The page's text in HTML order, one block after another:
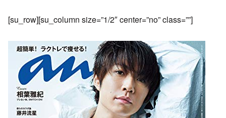
[su_row][su_column size=”1/2″ center=”no” class=””]